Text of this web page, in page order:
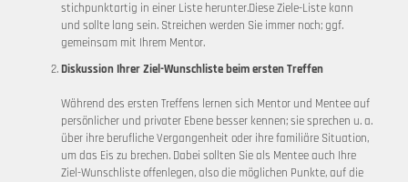
stichpunktartig in einer Liste herunter.Diese Ziele-Liste kann
und sollte lang sein. Streichen werden Sie immer noch; ggf.
gemeinsam mit Ihrem Mentor.
Diskussion Ihrer Ziel-Wunschliste beim ersten Treffen
Während des ersten Treffens lernen sich Mentor und Mentee auf
persönlicher und privater Ebene besser kennen; sie sprechen u. a.
über ihre berufliche Vergangenheit oder ihre familiäre Situation,
um das Eis zu brechen. Dabei sollten Sie als Mentee auch Ihre
Ziel-Wunschliste offenlegen, also die möglichen Punkte, auf die